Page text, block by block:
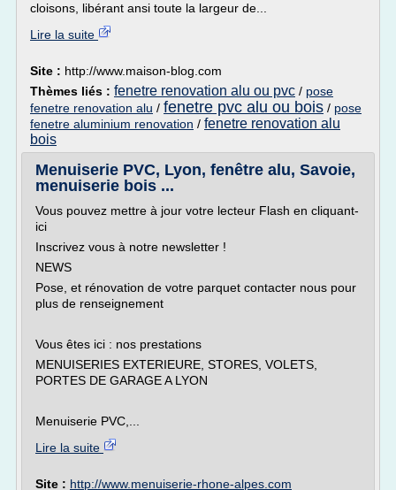
cloisons, libérant ansi toute la largeur de...
Lire la suite
Site : http://www.maison-blog.com
Thèmes liés : fenetre renovation alu ou pvc / pose
fenetre renovation alu / fenetre pvc alu ou bois / pose
fenetre aluminium renovation / fenetre renovation alu
bois
Menuiserie PVC, Lyon, fenêtre alu, Savoie,
menuiserie bois ...
Vous pouvez mettre à jour votre lecteur Flash en cliquant-
ici
Inscrivez vous à notre newsletter !
NEWS
Pose, et rénovation de votre parquet contacter nous pour
plus de renseignement
Vous êtes ici : nos prestations
MENUISERIES EXTERIEURE, STORES, VOLETS,
PORTES DE GARAGE A LYON
Menuiserie PVC,...
Lire la suite
Site : http://www.menuiserie-rhone-alpes.com